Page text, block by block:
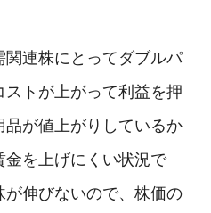
連株にとってダブルパ
トが上がって利益を押
品が値上がりしているか
金を上げにくい状況で
伸びないので、株価の